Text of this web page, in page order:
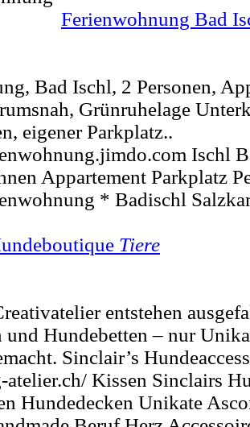
Ferienwohnung Bad
Bad Ischl, 2 Personen,
Grünruhelage
eigener Parkplatz..
Ischl
Appartement Parkplatz
* Badischl
Tiere
entstehen
und Hundebetten – nur
Sinclair’s
atelier.ch/ Kissen Sinclairs
Hundedecken Unikate